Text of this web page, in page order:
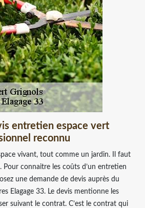
entretien espace vert
reconnu
vivant, tout comme un jardin. Il faut
Pour connaitre les coûts d’un entretien
une demande de devis auprès du
Elagage 33. Le devis mentionne les
suivant le contrat. C’est le contrat qui